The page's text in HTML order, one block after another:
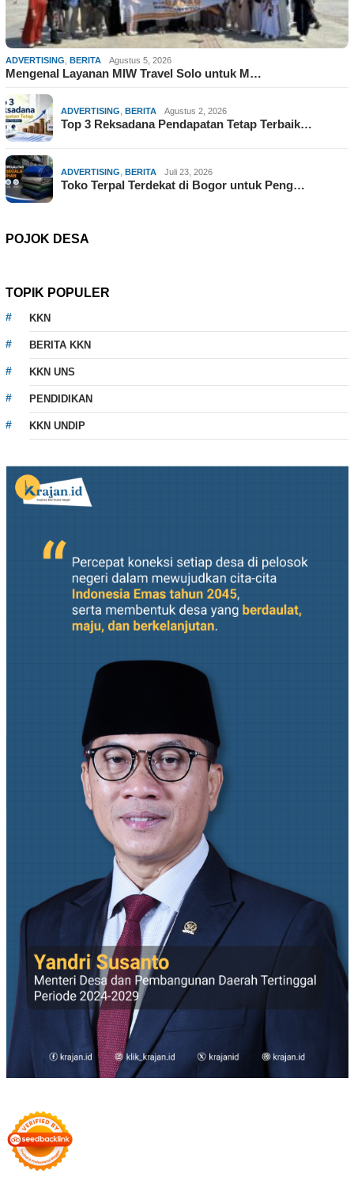
ADVERTISING BERITA Agustus 5, 2026
Mengenal Layanan MIW Travel Solo untuk M…
ADVERTISING BERITA Agustus 2, 2026
Top 3 Reksadana Pendapatan Tetap Terbaik…
ADVERTISING BERITA Juli 23, 2026
Toko Terpal Terdekat di Bogor untuk Peng…
POJOK DESA
TOPIK POPULER
KKN
BERITA KKN
KKN UNS
PENDIDIKAN
KKN UNDIP